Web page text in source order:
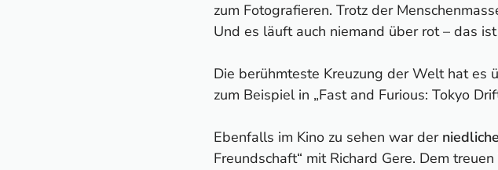
zum Fotografieren. Trotz der
Und es läuft auch niemand über rot – das
Die berühmteste Kreuzung der Welt hat es
zum Beispiel in „Fast and Furious: Tokyo
Ebenfalls im Kino zu sehen war der
Freundschaft“ mit Richard Gere. Dem